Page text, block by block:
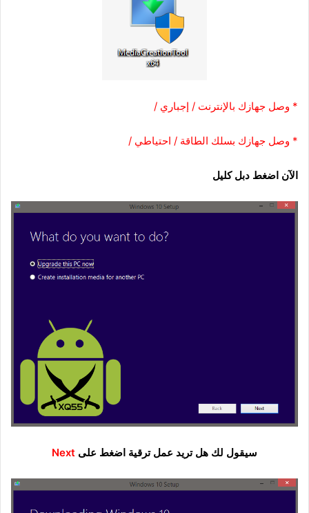
* وصل جهازك بالإنترنت / إجباري /
* وصل جهازك بسلك الطاقة / احتياطي /
الآن اضغط دبل كليل
سيقول لك هل تريد عمل ترقية اضغط على Next